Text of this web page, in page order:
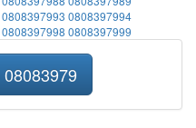
0808397993 0808397994
0808397998 0808397999
08083979